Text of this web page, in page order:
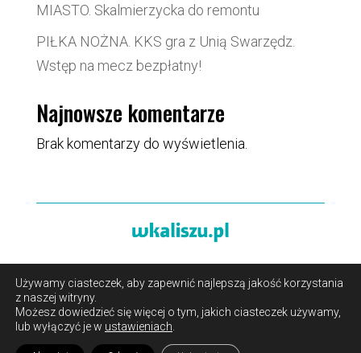
MIASTO. Skalmierzycka do remontu
PIŁKA NOŻNA. KKS gra z Unią Swarzędz.
Wstęp na mecz bezpłatny!
Najnowsze komentarze
Brak komentarzy do wyświetlenia.
O portalu/Reklama/ Polityka prywatności i pliki cookies
/Kontakt
Używamy ciasteczek, aby zapewnić najlepszą jakość korzystania
z naszej witryny.
Możesz dowiedzieć się więcej o tym, jakich ciasteczek używamy,
lub wyłączyć je w ustawieniach